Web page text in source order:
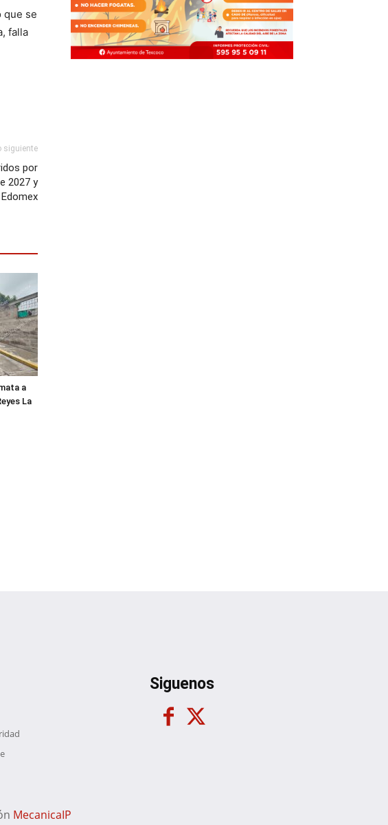
que se
falla
siguiente
por
2027 y
a
La
Siguenos
MecanicaIP